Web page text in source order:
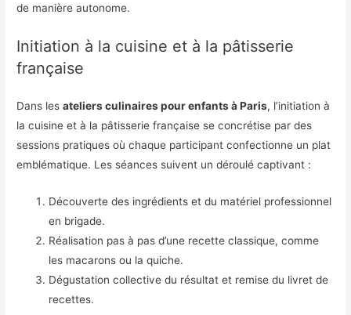
de manière autonome.
Initiation à la cuisine et à la pâtisserie
française
Dans lesateliers culinaires pour enfants à Paris, l’initiation à
la cuisine et à la pâtisserie française se concrétise par des
sessions pratiques où chaque participant confectionne un plat
emblématique. Les séances suivent un déroulé captivant :
Découverte des ingrédients et du matériel professionnel
en brigade.
Réalisation pas à pas d’une recette classique, comme
les macarons ou la quiche.
Dégustation collective du résultat et remise du livret de
recettes.